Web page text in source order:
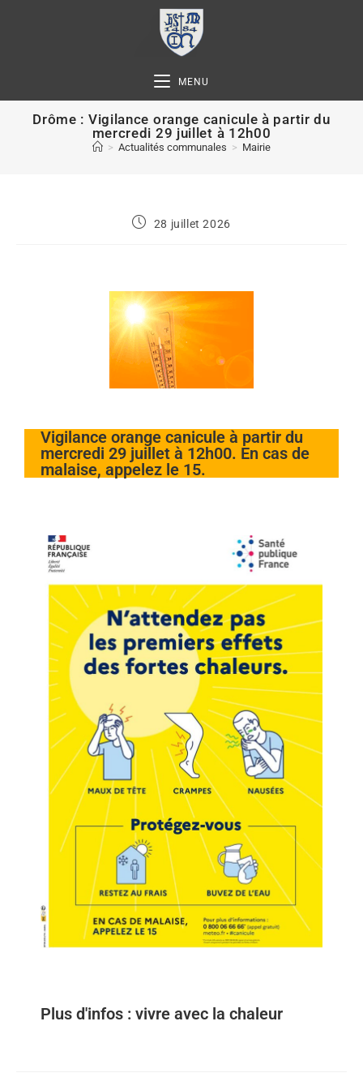
MENU
Drôme : Vigilance orange canicule à partir du
mercredi 29 juillet à 12h00
> Actualités communales > Mairie
28 juillet 2026
Vigilance orange canicule à partir du
mercredi 29 juillet à 12h00. En cas de
malaise, appelez le 15.
Plus d'infos : vivre avec la chaleur